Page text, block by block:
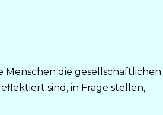
Menschen die gesellschaftlichen
sind, in Frage stellen,